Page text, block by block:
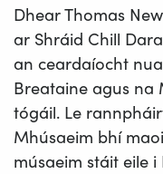
Dhear Thomas
ar Shráid Chill
an ceardaíocht
Breataine agus na
tógáil. Le
Mhúsaeim bhí
músaeim stáit eile